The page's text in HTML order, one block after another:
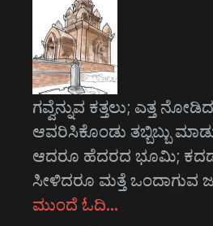
ಗವ್ವೆನ್ನುವ ಕತ್ತಲು; ಎತ್ತ
ಆವರಿಸಿಕೊಂಡು ತಬ್ಬಿಬ್ಬು
ಆದರೂ ಹೆದರದ ಭೂಮಿ;
ಸೀಳಿದರೂ ಮತ್ತೆ ಒಂದಾಗುವ
ಮುಂದೆ ಓದಿ…